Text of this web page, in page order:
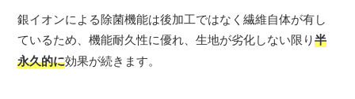
銀イオンによる除菌機能は後加工ではなく繊維自体が有し
ているため、機能耐久性に優れ、生地が劣化しない限り半
永久的に効果が続きます。